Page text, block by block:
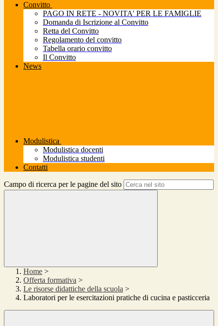
Convitto
PAGO IN RETE - NOVITA' PER LE FAMIGLIE
Domanda di Iscrizione al Convitto
Retta del Convitto
Regolamento del convitto
Tabella orario convitto
Il Convitto
News
Modulistica
Modulistica docenti
Modulistica studenti
Contatti
Campo di ricerca per le pagine del sito
Home >
Offerta formativa >
Le risorse didattiche della scuola >
Laboratori per le esercitazioni pratiche di cucina e pasticceria